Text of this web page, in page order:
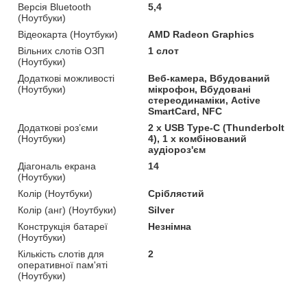
Версія Bluetooth
(Ноутбуки)
5,4
Відеокарта (Ноутбуки)
AMD Radeon Graphics
Вільних слотів ОЗП
(Ноутбуки)
1 слот
Додаткові можливості
(Ноутбуки)
Веб-камера, Вбудований
мікрофон, Вбудовані
стереодинаміки, Active
SmartCard, NFC
Додаткові роз’єми
(Ноутбуки)
2 x USB Type-C (Thunderbolt
4), 1 х комбінований
аудіороз'єм
Діагональ екрана
(Ноутбуки)
14
Колір (Ноутбуки)
Сріблястий
Колір (анг) (Ноутбуки)
Silver
Конструкція батареї
(Ноутбуки)
Незнімна
Кількість слотів для
оперативної пам'яті
(Ноутбуки)
2